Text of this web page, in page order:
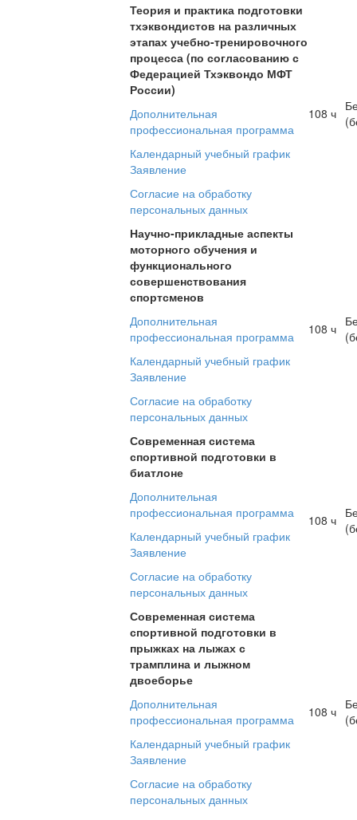
Теория и практика подготовки
тхэквондистов на различных
этапах учебно-тренировочного
процесса (по согласованию с
Федерацией Тхэквондо МФТ
России)
Дополнительная
профессиональная программа
Календарный учебный график
Заявление
Согласие на обработку
персональных данных
108 ч
Научно-прикладные аспекты
моторного обучения и
функционального
совершенствования
спортсменов
Дополнительная
профессиональная программа
Календарный учебный график
Заявление
Согласие на обработку
персональных данных
108 ч
Современная система
спортивной подготовки в
биатлоне
Дополнительная
профессиональная программа
Календарный учебный график
Заявление
Согласие на обработку
персональных данных
108 ч
Современная система
спортивной подготовки в
прыжках на лыжах с
трамплина и лыжном
двоеборье
Дополнительная
профессиональная программа
Календарный учебный график
Заявление
Согласие на обработку
персональных данных
108 ч